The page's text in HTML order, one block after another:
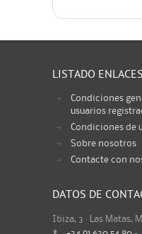
LISTADO ENLACES
Condiciones
usuarios
Condiciones de
Sobre nosotros
Contacte con
DATOS DE
Ibiza, 3 · Las Matas,